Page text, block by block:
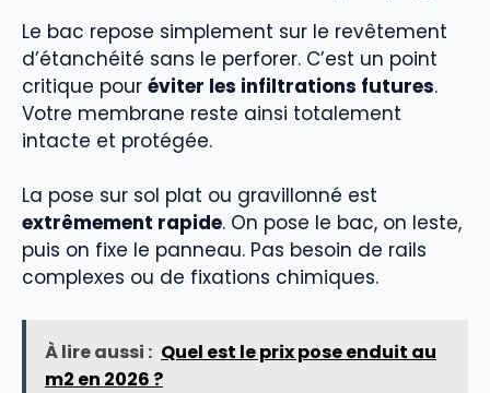
Le bac repose simplement sur le revêtement
d’étanchéité sans le perforer. C’est un point
critique pour éviter les infiltrations futures.
Votre membrane reste ainsi totalement
intacte et protégée.
La pose sur sol plat ou gravillonné est
extrêmement rapide. On pose le bac, on leste,
puis on fixe le panneau. Pas besoin de rails
complexes ou de fixations chimiques.
À lire aussi : Quel est le prix pose enduit au
m2 en 2026 ?